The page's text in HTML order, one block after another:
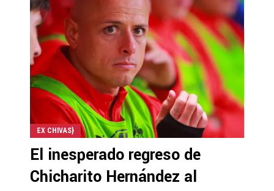
EX CHIVAS}
El inesperado regreso de
Chicharito Hernández al